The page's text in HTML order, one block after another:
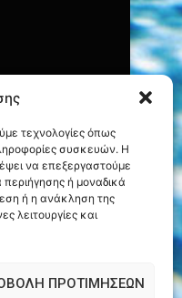
τεχνολογίες όπως
συσκευών. Η
να επεξεργαστούμε
ή μοναδικά
ή η ανάκληση της
λειτουργίες και
ΠΡΟΤΙΜΉΣΕΩΝ